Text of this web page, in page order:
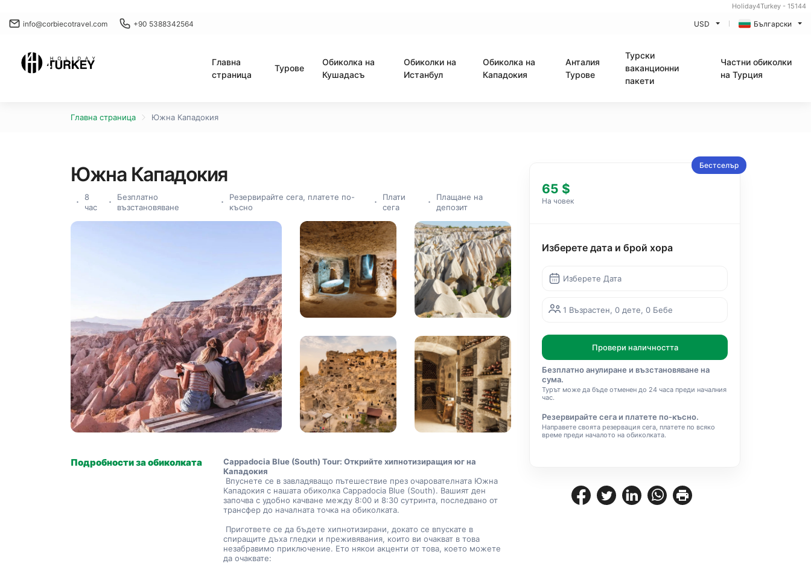
Holiday4Turkey - 15144
info@corbiecotravel.com +90 5388342564 USD Български
Главна
страница
Турове
Обиколка на
Кушадасъ
Обиколки на
Истанбул
Обиколка на
Кападокия
Анталия
Турове
Турски
ваканционни
пакети
Частни обиколки
на Турция
Главна страница Южна Кападокия
Южна Кападокия
8
час
Безплатно
възстановяване
Резервирайте сега, платете по-
късно
Плати
сега
Плащане на
депозит
Подробности за обиколката
Cappadocia Blue (South) Tour: Открийте хипнотизиращия юг на
Кападокия
Кападокия с нашата обиколка Cappadocia Blue (South). Вашият ден
започва с удобно качване между 8:00 и 8:30 сутринта, последвано от
трансфер до началната точка на обиколката.
спиращите дъха гледки и преживявания, които ви очакват в това
незабравимо приключение. Ето някои акценти от това, което можете
да очаквате:
Бестселър
65 $
На човек
Изберете дата и брой хора
Изберете Дата
1 Възрастен, 0 дете, 0 Бебе
Провери наличността
Безплатно анулиране и възстановяване на
сума.
Турът може да бъде отменен до 24 часа преди началния
час.
Резервирайте сега и платете по-късно.
Направете своята резервация сега, платете по всяко
време преди началото на обиколката.